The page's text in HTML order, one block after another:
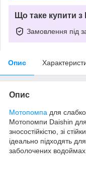
Що таке купити
Замовлення під
Опис
Опис
Мотопомпа для
Мотопомпи Daishin
зносостійкістю, зі
ідеально підходять
заболочених водоймах.